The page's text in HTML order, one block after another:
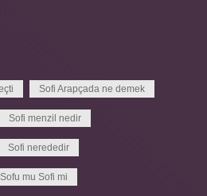
Sofi Arapçada ne demek
Sofi menzil nedir
Sofi nerededir
Sofu mu Sofi mi